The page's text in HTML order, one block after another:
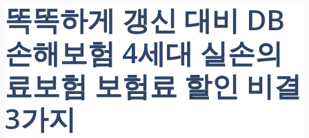
너
기
똑똑하게 갱신 대비 DB
손해보험 4세대 실손의
료보험 보험료 할인 비결
3가지